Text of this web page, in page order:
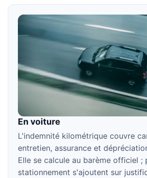
En voiture
L'indemnité kilométrique couvre
entretien, assurance et
Elle se calcule au barème officiel ;
stationnement s'ajoutent sur